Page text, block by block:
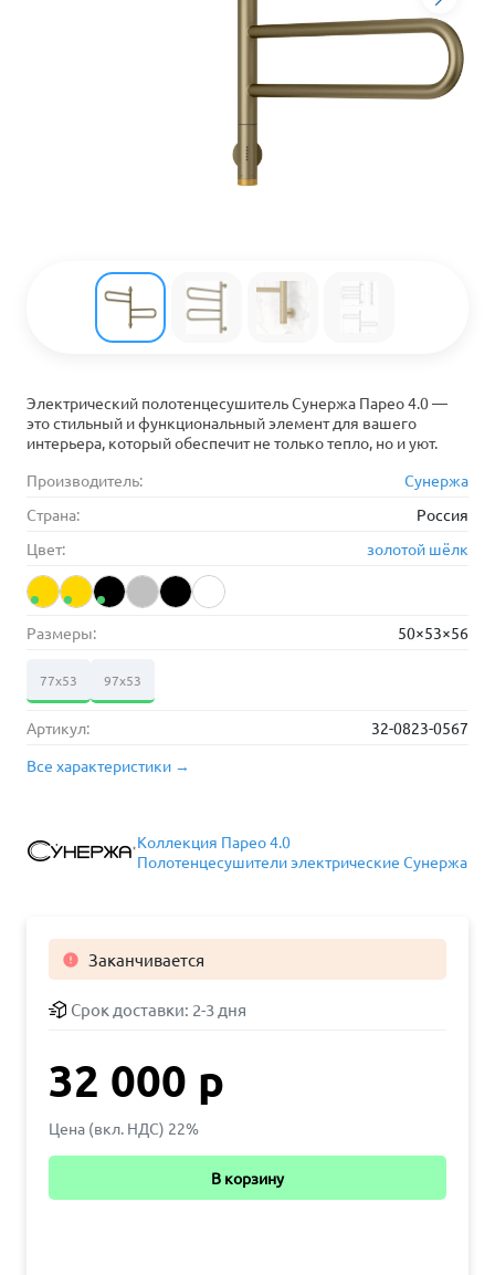
Электрический полотенцесушитель Сунержа Парео 4.0 —
это стильный и функциональный элемент для вашего
интерьера, который обеспечит не только тепло, но и уют.
Производитель:
Сунержа
Страна:
Россия
Цвет:
золотой шёлк
Размеры: 50×53×56
77х53 97х53
Артикул:
32-0823-0567
Все характеристики →
Коллекция Парео 4.0
Полотенцесушители электрические Сунержа
 Заканчивается
Срок доставки: 2-3 дня
32 000 р
Цена (вкл. НДС) 22%
В корзину